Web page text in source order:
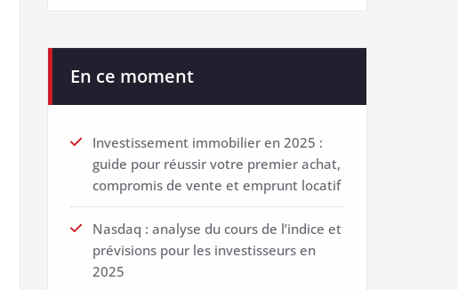
En ce moment
Investissement immobilier en 2025 :
guide pour réussir votre premier achat,
compromis de vente et emprunt locatif
Nasdaq : analyse du cours de l’indice et
prévisions pour les investisseurs en
2025